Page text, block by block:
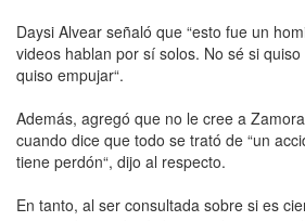
Daysi Alvear señaló que “esto fue un
videos hablan por sí solos. No sé si
quiso empujar“.
Además, agregó que no le cree a
cuando dice que todo se trató de “un
tiene perdón“, dijo al respecto.
En tanto, al ser consultada sobre si es